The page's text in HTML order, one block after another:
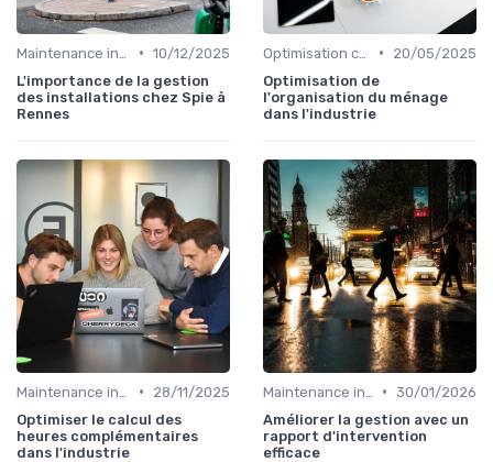
• 10/12/2025
L'importance de la gestion
des installations chez Spie à
Rennes
•
20/05/2025
Optimisation de
l'organisation du ménage
dans l'industrie
•
28/11/2025
Optimiser le calcul des
heures complémentaires
dans l'industrie
• 30/01/2026
Améliorer la gestion avec un
rapport d'intervention
efficace